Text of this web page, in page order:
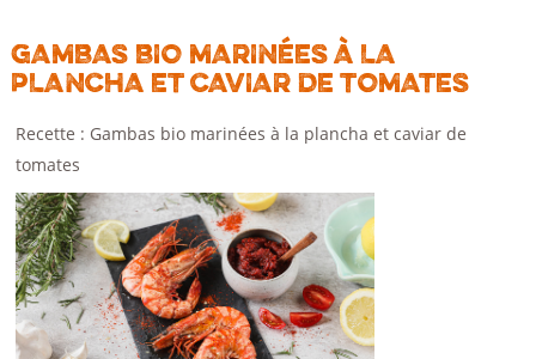
GAMBAS BIO MARINÉES À LA
PLANCHA ET CAVIAR DE TOMATES
Recette : Gambas bio marinées à la plancha et caviar de
tomates